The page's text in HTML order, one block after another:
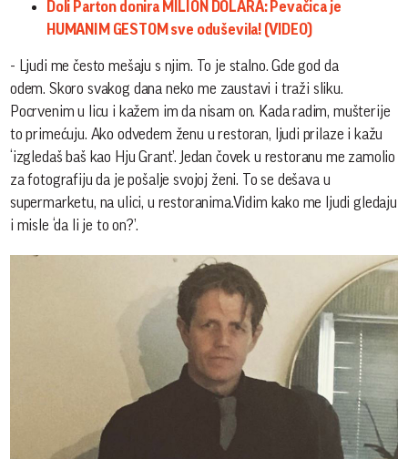
Doli Parton donira MILION DOLARA: Pevačica je
HUMANIM GESTOM sve oduševila! (VIDEO)
- Ljudi me često mešaju s njim. To je stalno. Gde god da
odem. Skoro svakog dana neko me zaustavi i traži sliku.
Pocrvenim u licu i kažem im da nisam on. Kada radim, mušterije
to primećuju. Ako odvedem ženu u restoran, ljudi prilaze i kažu
‘izgledaš baš kao Hju Grant’. Jedan čovek u restoranu me zamolio
za fotografiju da je pošalje svojoj ženi. To se dešava u
supermarketu, na ulici, u restoranima.Vidim kako me ljudi gledaju
i misle ‘da li je to on?’.